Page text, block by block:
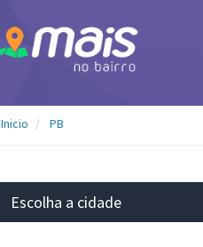
Inicio PB
Escolha a cidade